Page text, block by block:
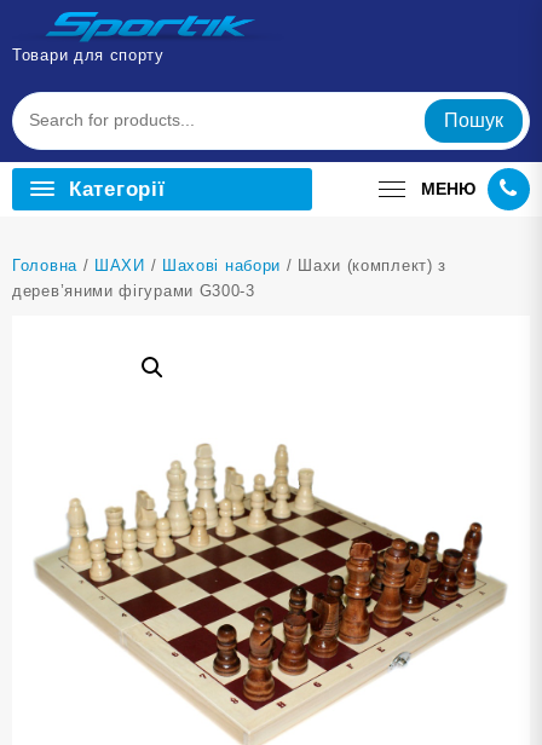
Перейти
вмісту
Товари для спорту
Пошук
Категорії МЕНЮ
Головна / ШАХИ / Шахові набори / Шахи (комплект) з
дерев’яними фігурами G300-3